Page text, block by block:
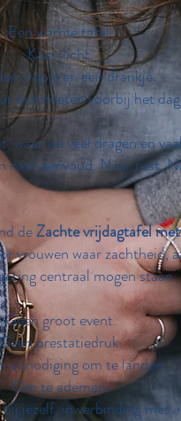
Een warme tafel.
Kaarslicht.
hapje en een drankje.
ontmoeten voorbij het
waar we veel dragen en
naar eenvoud. Naar rust.
deZachte vrijdagtafel
vrouwen waar zachtheid,
centraal mogen staan.
Geen groot event.
prestatiedruk.
uitnodiging om te landen.
Om te ademen.
jezelf, in verbinding met